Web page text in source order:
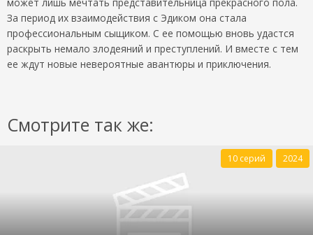
За период их взаимодействия с Эдиком она стала
профессиональным сыщиком. С ее помощью вновь удастся
раскрыть немало злодеяний и преступлений. И вместе с тем
ее ждут новые невероятные авантюры и приключения.
Смотрите так же:
10 серий 2024